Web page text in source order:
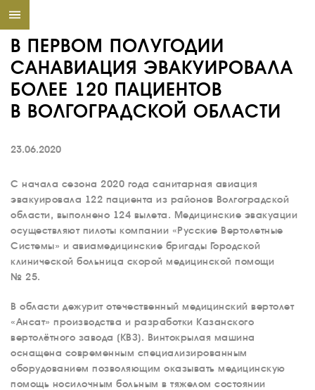
В ПЕРВОМ ПОЛУГОДИИ
САНАВИАЦИЯ ЭВАКУИРОВАЛА
БОЛЕЕ 120 ПАЦИЕНТОВ
В ВОЛГОГРАДСКОЙ ОБЛАСТИ
23.06.2020
С начала сезона 2020 года санитарная авиация
эвакуировала 122 пациента из районов Волгоградской
области, выполнено 124 вылета. Медицинские эвакуации
осуществляют пилоты компании «Русские Вертолетные
Системы» и авиамедицинские бригады Городской
клинической больница скорой медицинской помощи
№ 25.
В области дежурит отечественный медицинский вертолет
«Ансат» производства и разработки Казанского
вертолётного завода (КВЗ). Винтокрылая машина
оснащена современным специализированным
оборудованием позволяющим оказывать медицинскую
помощь носилочным больным в тяжелом состоянии